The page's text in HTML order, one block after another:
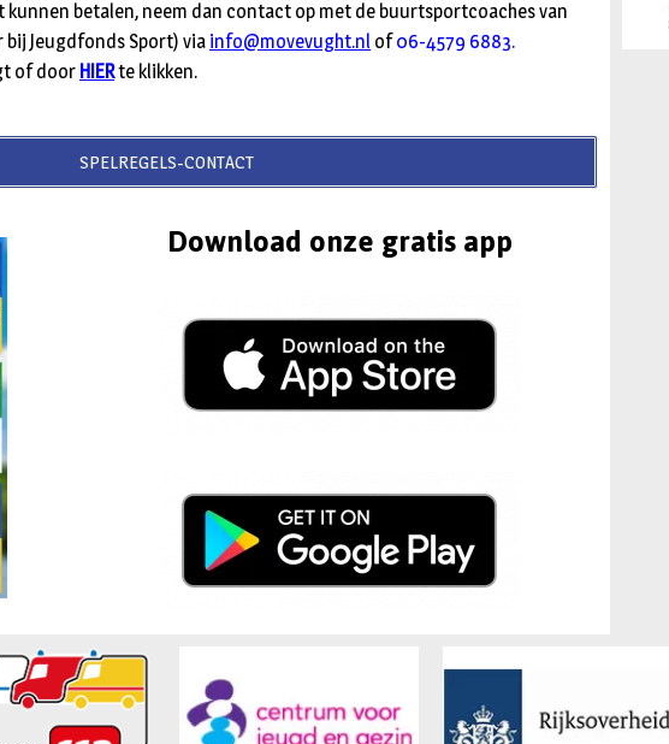
betalen, neem dan contact op met de buurtsportcoaches van
bij Jeugdfonds Sport) via info@movevught.nl of06-4579 6883.
of door HIERte klikken.
SPELREGELS-CONTACT
Download onze gratis app